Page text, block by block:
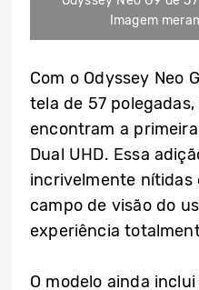
Imagem
Com o Odyssey Neo
tela de 57
encontram a
Dual UHD. Essa
incrivelmente nítidas
campo de visão do
experiência
O modelo ainda